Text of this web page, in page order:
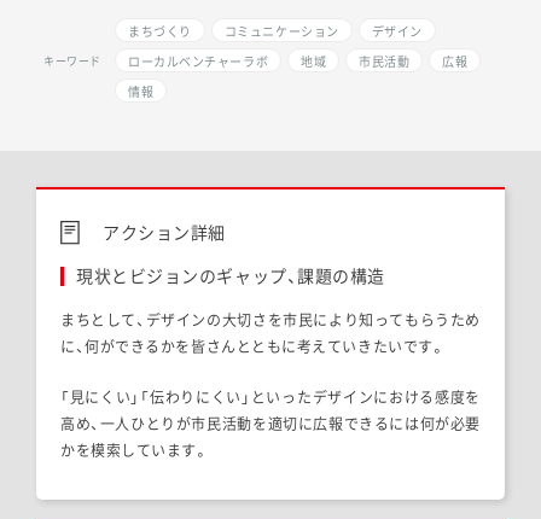
キーワード
まちづくり コミュニケーション
デザイン
ローカルベンチャーラボ
地域 市民活動
広報
情報
アクション詳細
現状とビジョンのギャップ、課題の構造
まちとして、デザインの大切さを市民により知ってもらうため
に、何ができるかを皆さんとともに考えていきたいです。
「見にくい」「伝わりにくい」といったデザインにおける感度を
高め、一人ひとりが市民活動を適切に広報できるには何が必要
かを模索しています。